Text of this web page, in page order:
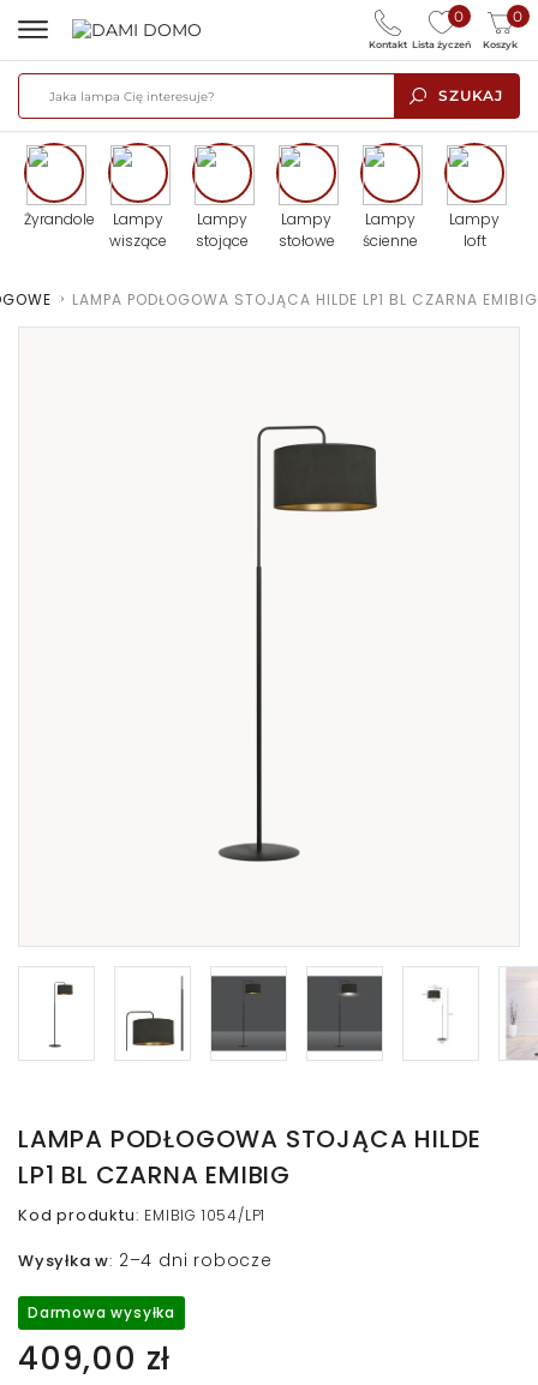
SZUKAJ
0
Lista życzeń
0
Koszyk
Kontakt
Żyrandole
Lampy
wiszące
Lampy
stojące
Lampy
stołowe
Lampy
ścienne
Lampy
loft
> LAMPA PODŁOGOWA STOJĄCA HILDE LP1 BL CZARNA EMIBIG
LAMPA PODŁOGOWA STOJĄCA HILDE
LP1 BL CZARNA EMIBIG
Kod produktu: EMIBIG 1054/LP1
Wysyłka w: 2–4 dni robocze
Darmowa wysyłka
409,00 zł